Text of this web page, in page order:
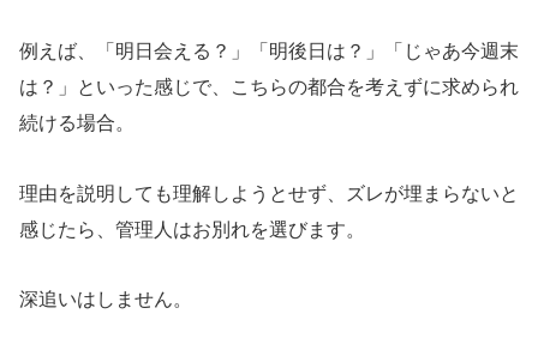
例えば、「明日会える？」「明後日は？」「じゃあ今週末
は？」といった感じで、こちらの都合を考えずに求められ
続ける場合。
理由を説明しても理解しようとせず、ズレが埋まらないと
感じたら、管理人はお別れを選びます。
深追いはしません。